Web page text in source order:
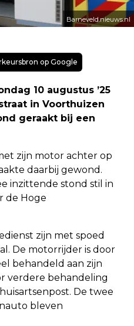
Barneveld.nieuws.nl
op Google
10 augustus ’25
in Voorthuizen
geraakt bij een
zijn motor achter op
daarbij gewond.
inzittende stond stil in
de Hoge
zijn met spoed
De motorrijder is door
behandeld aan zijn
verdere behandeling
De twee
bleven